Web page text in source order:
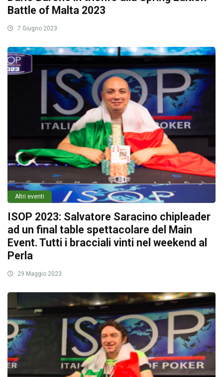
Battle of Malta 2023
7 Giugno 2023
Altri eventi
ISOP 2023: Salvatore Saracino chipleader
ad un final table spettacolare del Main
Event. Tutti i bracciali vinti nel weekend al
Perla
29 Maggio 2023